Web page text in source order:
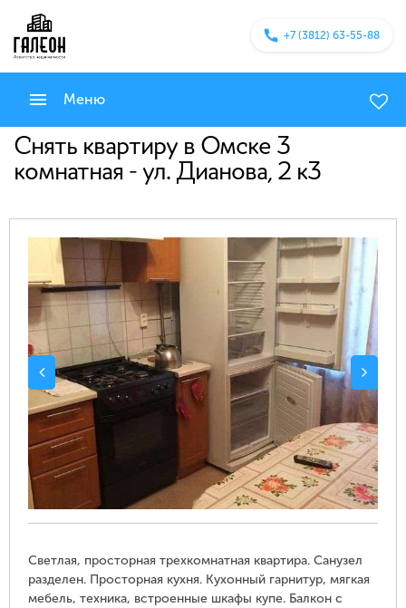
+7 (3812) 63-55-88
Меню
Снять квартиру в Омске 3
комнатная - ул. Дианова, 2 к3
Светлая, просторная трехкомнатная квартира. Санузел
разделен. Просторная кухня. Кухонный гарнитур, мягкая
мебель, техника, встроенные шкафы купе. Балкон с